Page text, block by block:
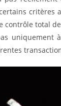
critères
contrôle total
uniquement